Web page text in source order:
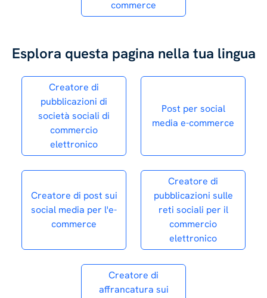
commerce
Esplora questa pagina nella tua lingua
Creatore di
pubblicazioni di
società sociali di
commercio
elettronico
Post per social
media e-commerce
Creatore di post sui
social media per l'e-
commerce
Creatore di
pubblicazioni sulle
reti sociali per il
commercio
elettronico
Creatore di
affrancatura sui